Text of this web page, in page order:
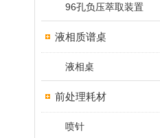
96孔负压萃取装置
液相质谱桌
液相桌
前处理耗材
喷针